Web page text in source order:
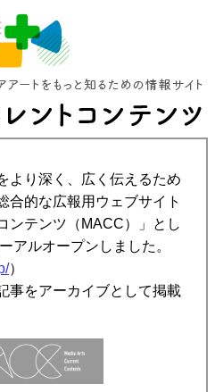
より深く、広く伝えるため
合的な広報用ウェブサイト
ンテンツ（MACC）」とし
アルオープンしました。
）
事をアーカイブとして掲載